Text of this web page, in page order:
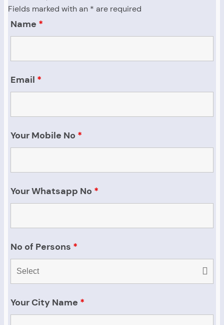
Fields marked with an * are required
Name *
Email *
Your Mobile No *
Your Whatsapp No *
No of Persons *
Your City Name *